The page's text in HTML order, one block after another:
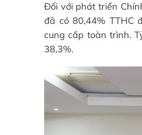
Đối với phát triển
đã có 80,44% TTHC
cung cấp toàn trình.
38,3%.